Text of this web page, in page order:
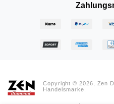
Copyright © 2026, Zen
Handelsmarke.